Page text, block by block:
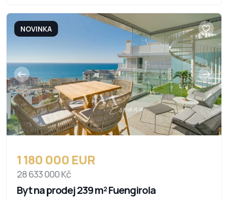
NOVINKA
1 180 000 EUR
28 633 000 Kč
Byt na prodej 239 m² Fuengirola